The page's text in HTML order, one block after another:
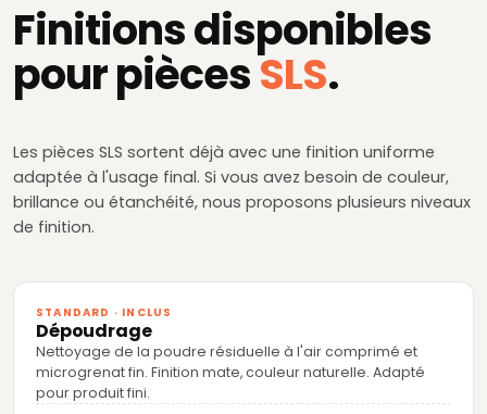
Finitions disponibles
pour piècesSLS.
Les pièces SLS sortent déjà avec une finition uniforme
adaptée à l'usage final. Si vous avez besoin de couleur,
brillance ou étanchéité, nous proposons plusieurs niveaux
de finition.
STANDARD · INCLUS
Dépoudrage
Nettoyage de la poudre résiduelle à l'air comprimé et
microgrenat fin. Finition mate, couleur naturelle. Adapté
pour produit fini.